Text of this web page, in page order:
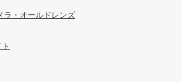
ラ・オールドレンズ